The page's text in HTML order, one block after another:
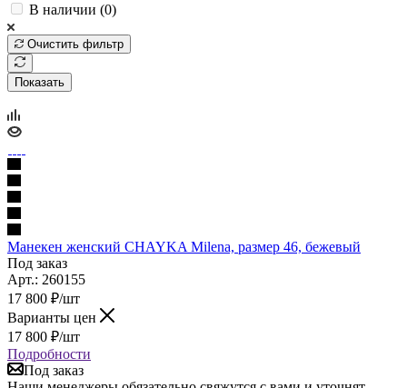
В наличии (0)
Очистить фильтр
Показать
Манекен женский CHAYKA Milena, размер 46, бежевый
Под заказ
Арт.: 260155
17 800 ₽/шт
Варианты цен
17 800 ₽/шт
Подробности
Под заказ